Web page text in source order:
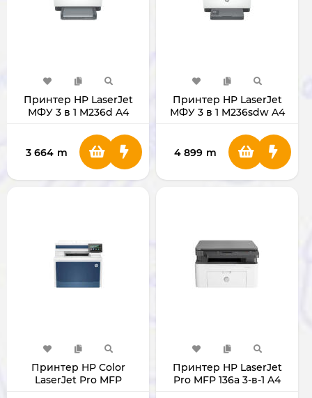
Принтер HP LaserJet
МФУ 3 в 1 M236d A4
3 664 m
Принтер HP LaserJet
МФУ 3 в 1 M236sdw A4
4 899 m
Принтер HP Color
LaserJet Pro MFP
Принтер HP LaserJet
Pro MFP 136a 3-в-1 A4